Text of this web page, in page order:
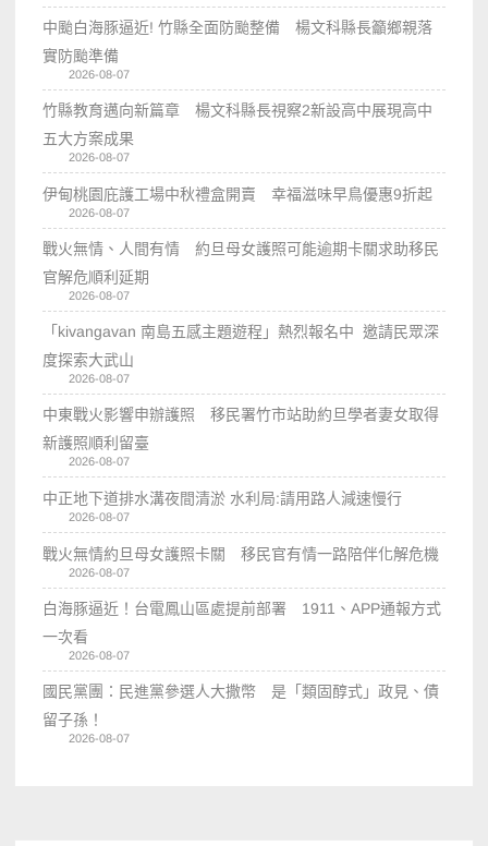
中颱白海豚逼近! 竹縣全面防颱整備 楊文科縣長籲鄉親落
實防颱準備
2026-08-07
竹縣教育邁向新篇章 楊文科縣長視察2新設高中展現高中
五大方案成果
2026-08-07
伊甸桃園庇護工場中秋禮盒開賣 幸福滋味早鳥優惠9折起
2026-08-07
戰火無情、人間有情 約旦母女護照可能逾期卡關求助移民
官解危順利延期
2026-08-07
「kivangavan 南島五感主題遊程」熱烈報名中 邀請民眾深
度探索大武山
2026-08-07
中東戰火影響申辦護照 移民署竹市站助約旦學者妻女取得
新護照順利留臺
2026-08-07
中正地下道排水溝夜間清淤 水利局:請用路人減速慢行
2026-08-07
戰火無情約旦母女護照卡關 移民官有情一路陪伴化解危機
2026-08-07
白海豚逼近！台電鳳山區處提前部署 1911、APP通報方式
一次看
2026-08-07
國民黨團：民進黨參選人大撒幣 是「類固醇式」政見、債
留子孫！
2026-08-07